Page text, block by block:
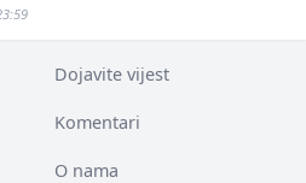
Dojavite vijest
Komentari
O nama